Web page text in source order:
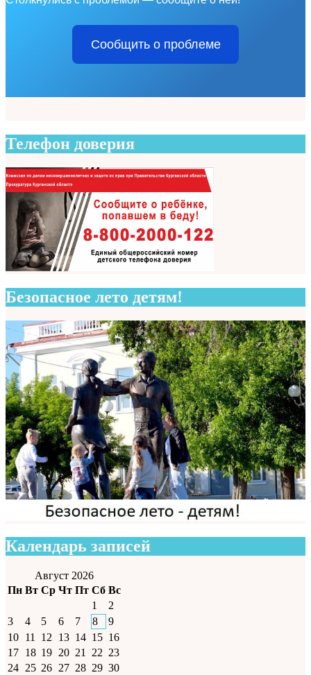
Сообщить о проблеме
Телефон доверия
Безопасное лето детям!
Календарь записей
Август 2026
Пн Вт Ср Чт Пт Сб Вс
1
2
3
4 5 6 7 8
9
10 11 12 13 14 15 16
17 18 19 20 21 22 23
24 25 26 27 28 29 30